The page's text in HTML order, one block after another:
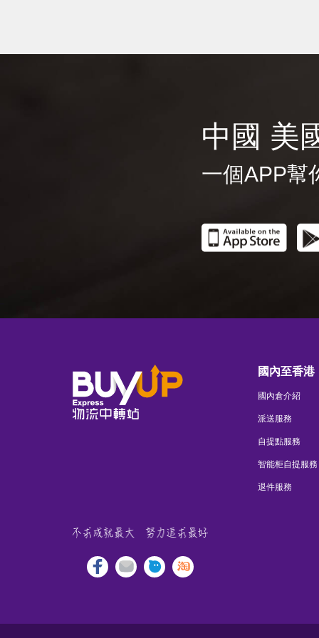
中國 美
一個APP幫
國內至香港
國內倉介紹
派送服務
自提點服務
智能柜自提服務
退件服務